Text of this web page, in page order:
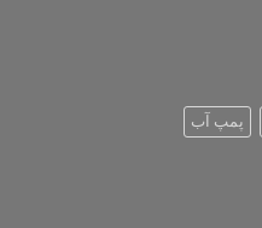
پمپ آب